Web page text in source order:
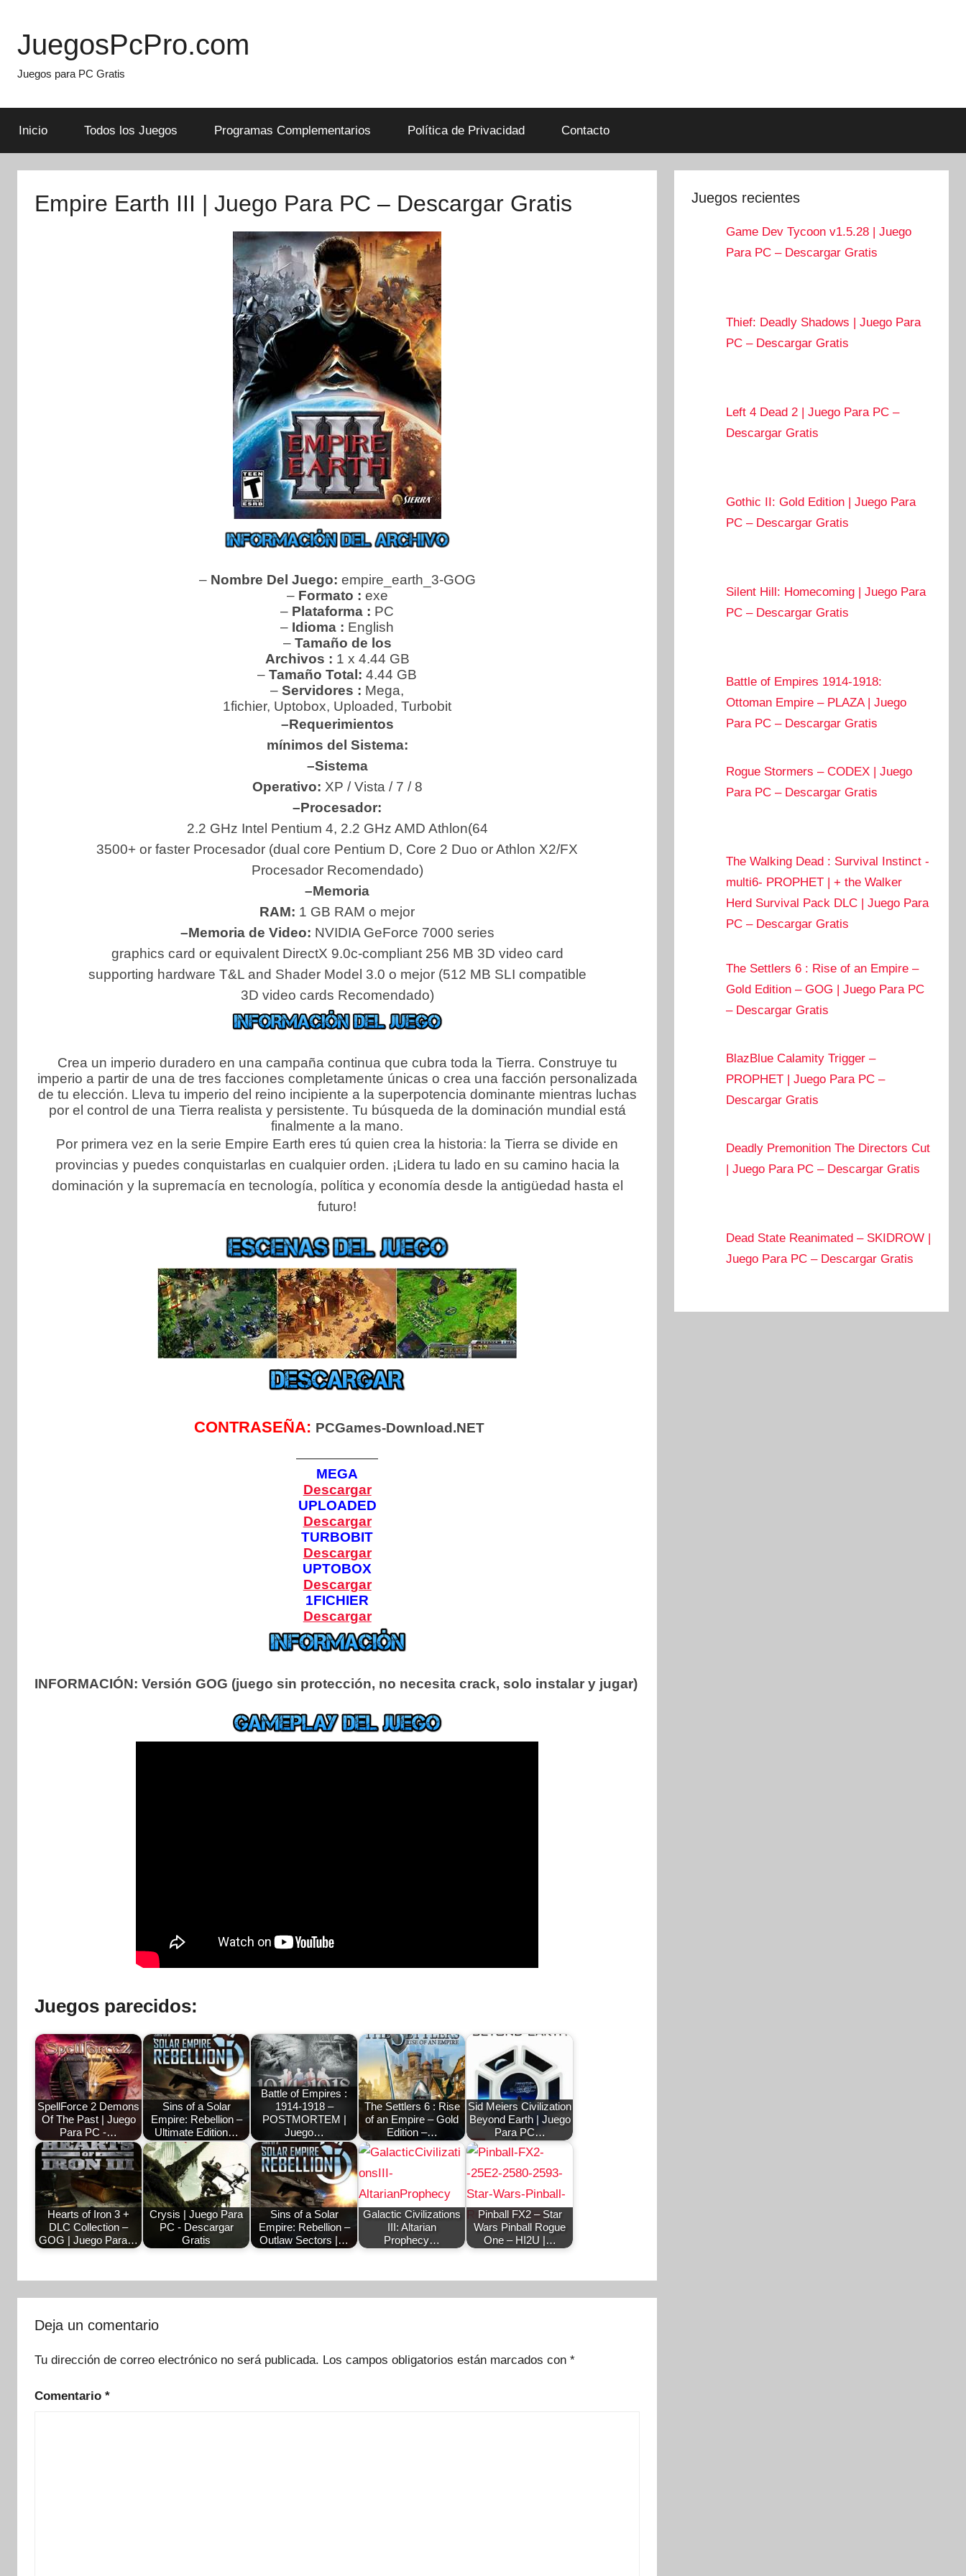
content
JuegosPcPro.com
Juegos para PC Gratis
Inicio Todos los Juegos Programas Complementarios Política de Privacidad Contacto
Empire Earth III | Juego Para PC – Descargar Gratis
– Nombre Del Juego: empire_earth_3-GOG
– Formato : exe
– Plataforma : PC
– Idioma : English
– Tamaño de los
Archivos : 1 x 4.44 GB
–Tamaño Total:4.44 GB
–Servidores : Mega,
1fichier, Uptobox, Uploaded, Turbobit
–Requerimientos
mínimos del Sistema:
–Sistema
Operativo: XP / Vista / 7 / 8
–Procesador:
2.2 GHz Intel Pentium 4, 2.2 GHz AMD Athlon(64
3500+ or faster Procesador (dual core Pentium D, Core 2 Duo or Athlon X2/FX
Procesador Recomendado)
–Memoria
RAM: 1 GB RAM o mejor
–Memoria de Video: NVIDIA GeForce 7000 series
graphics card or equivalent DirectX 9.0c-compliant 256 MB 3D video card
supporting hardware T&L and Shader Model 3.0 o mejor (512 MB SLI compatible
3D video cards Recomendado)
Crea un imperio duradero en una campaña continua que cubra toda la Tierra. Construye tu
imperio a partir de una de tres facciones completamente únicas o crea una facción personalizada
de tu elección. Lleva tu imperio del reino incipiente a la superpotencia dominante mientras luchas
por el control de una Tierra realista y persistente. Tu búsqueda de la dominación mundial está
finalmente a la mano.
Por primera vez en la serie Empire Earth eres tú quien crea la historia: la Tierra se divide en
provincias y puedes conquistarlas en cualquier orden. ¡Lidera tu lado en su camino hacia la
dominación y la supremacía en tecnología, política y economía desde la antigüedad hasta el
futuro!
CONTRASEÑA: PCGames-Download.NET
——————
MEGA
Descargar
UPLOADED
Descargar
TURBOBIT
Descargar
UPTOBOX
Descargar
1FICHIER
Descargar
INFORMACIÓN: Versión GOG (juego sin protección, no necesita crack, solo instalar y jugar)
Juegos parecidos:
SpellForce 2 Demons
Of The Past | Juego
Para PC -…
Sins of a Solar
Empire: Rebellion –
Ultimate Edition…
Battle of Empires :
1914-1918 –
POSTMORTEM |
Juego…
The Settlers 6 : Rise
of an Empire – Gold
Edition –…
Sid Meiers Civilization
Beyond Earth | Juego
Para PC…
Hearts of Iron 3 +
DLC Collection –
GOG | Juego Para…
Crysis | Juego Para
PC - Descargar
Gratis
Sins of a Solar
Empire: Rebellion –
Outlaw Sectors |…
Galactic Civilizations
III: Altarian
Prophecy…
Pinball FX2 – Star
Wars Pinball Rogue
One – HI2U |…
Deja un comentario
Tu dirección de correo electrónico no será publicada. Los campos obligatorios están marcados con *
Comentario *
Juegos recientes
Game Dev Tycoon v1.5.28 | Juego
Para PC – Descargar Gratis
Thief: Deadly Shadows | Juego Para
PC – Descargar Gratis
Left 4 Dead 2 | Juego Para PC –
Descargar Gratis
Gothic II: Gold Edition | Juego Para
PC – Descargar Gratis
Silent Hill: Homecoming | Juego Para
PC – Descargar Gratis
Battle of Empires 1914-1918:
Ottoman Empire – PLAZA | Juego
Para PC – Descargar Gratis
Rogue Stormers – CODEX | Juego
Para PC – Descargar Gratis
The Walking Dead : Survival Instinct -
multi6- PROPHET | + the Walker
Herd Survival Pack DLC | Juego Para
PC – Descargar Gratis
The Settlers 6 : Rise of an Empire –
Gold Edition – GOG | Juego Para PC
– Descargar Gratis
BlazBlue Calamity Trigger –
PROPHET | Juego Para PC –
Descargar Gratis
Deadly Premonition The Directors Cut
| Juego Para PC – Descargar Gratis
Dead State Reanimated – SKIDROW |
Juego Para PC – Descargar Gratis